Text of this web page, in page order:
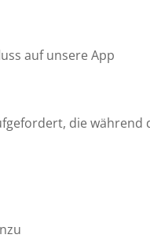
auf unsere App
die während